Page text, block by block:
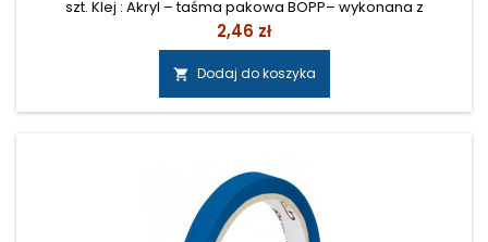
szt. Klej : Akryl – taśma pakowa BOPP– wykonana z
polipropylenu– pokryta emulsyjnym klejem akrylowym–
przyczepna do większości powierzchni– odporna na
zrywanie– doskonała do zaklejania kartonów o szerokim
zakresie wag– przyjazna dla środowiska– nie zawiera
substancji trujących– stabilna substancja...
Cena
2,46 zł
 Dodaj do koszyka